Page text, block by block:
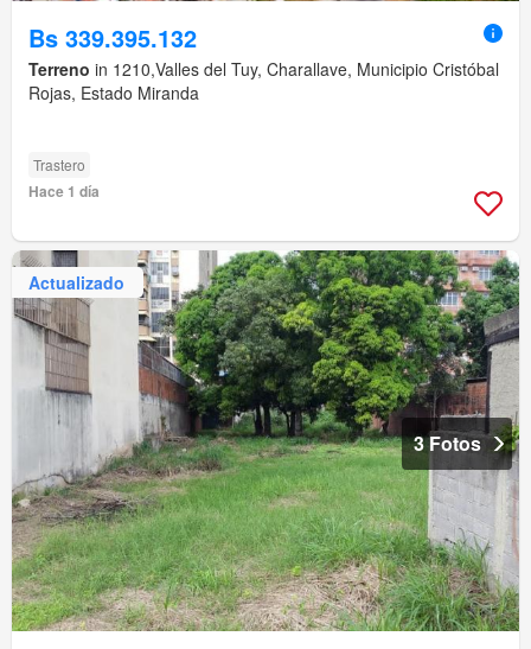
Bs 339.395.132
Terreno in 1210,Valles del Tuy, Charallave, Municipio Cristóbal
Rojas, Estado Miranda
Trastero
Hace 1 día
Actualizado
3 Fotos